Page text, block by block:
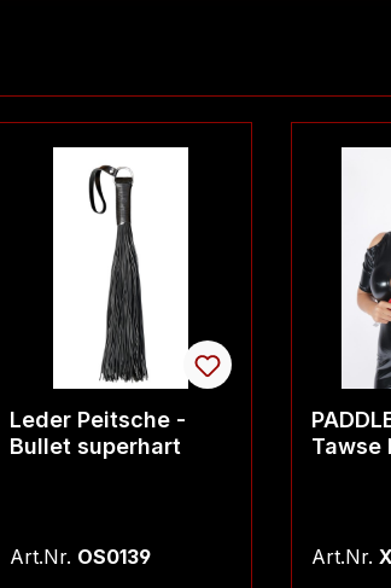
Leder Peitsche -
Bullet superhart
Art.Nr. OS0139
Tawse
Art.Nr.